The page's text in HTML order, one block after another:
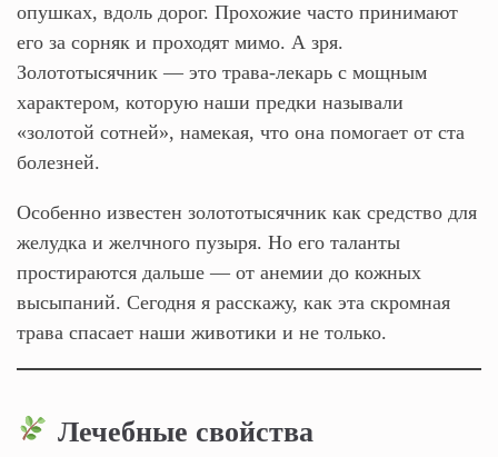
опушках, вдоль дорог. Прохожие часто принимают
его за сорняк и проходят мимо. А зря.
Золототысячник — это трава-лекарь с мощным
характером, которую наши предки называли
«золотой сотней», намекая, что она помогает от ста
болезней.
Особенно известен золототысячник как средство для
желудка и желчного пузыря. Но его таланты
простираются дальше — от анемии до кожных
высыпаний. Сегодня я расскажу, как эта скромная
трава спасает наши животики и не только.
Лечебные свойства